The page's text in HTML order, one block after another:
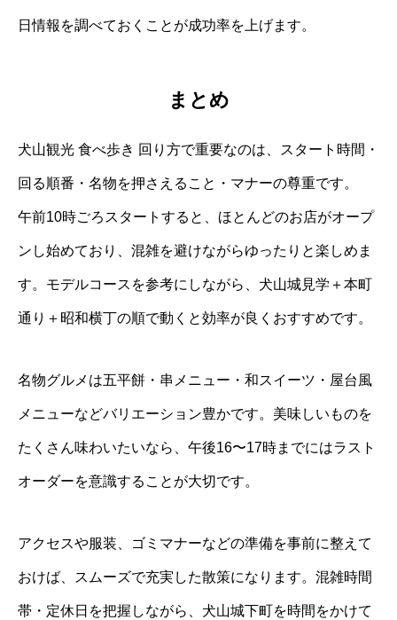
日情報を調べておくことが成功率を上げます。
まとめ
犬山観光 食べ歩き 回り方で重要なのは、スタート時間・
回る順番・名物を押さえること・マナーの尊重です。
午前10時ごろスタートすると、ほとんどのお店がオープ
ンし始めており、混雑を避けながらゆったりと楽しめま
す。モデルコースを参考にしながら、犬山城見学＋本町
通り＋昭和横丁の順で動くと効率が良くおすすめです。
名物グルメは五平餅・串メニュー・和スイーツ・屋台風
メニューなどバリエーション豊かです。美味しいものを
たくさん味わいたいなら、午後16〜17時までにはラスト
オーダーを意識することが大切です。
アクセスや服装、ゴミマナーなどの準備を事前に整えて
おけば、スムーズで充実した散策になります。混雑時間
帯・定休日を把握しながら、犬山城下町を時間をかけて